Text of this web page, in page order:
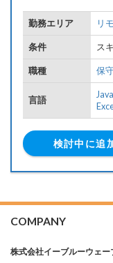
勤務エリア リ
条件 ス
職種 保
言語
Java
検討中に追
COMPANY
株式会社イーブルーウェー